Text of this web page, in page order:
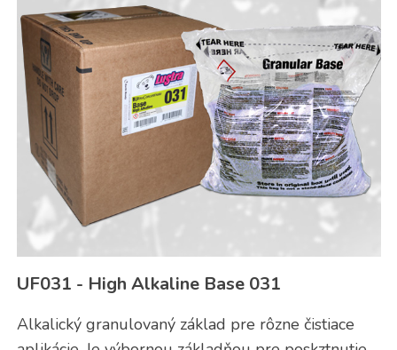
UF031 - High Alkaline Base 031
Alkalický granulovaný základ pre rôzne čistiace